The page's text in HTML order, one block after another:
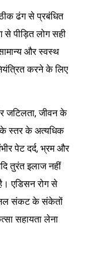
ढंग से प्रबंधित
से पीड़ित लोग सही
और स्वस्थ
करने के लिए
जटिलता, जीवन के
के स्तर के अत्यधिक
पेट दर्द, भ्रम और
तुरंत इलाज नहीं
एडिसन रोग से
संकट के संकेतों
सहायता लेना